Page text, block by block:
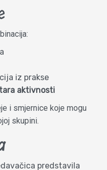
iz prakse
aktivnosti
i smjernice koje mogu
skupini.
predstavila